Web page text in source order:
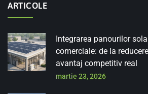
ARTICOLE
Integrarea panourilor
comerciale: de la
avantaj competitiv real
martie 23, 2026